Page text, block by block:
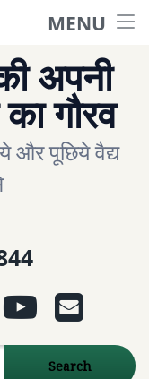
MENU
अपनी
का गौरव
और पूछिये वैद्य
YouTube
E-mail